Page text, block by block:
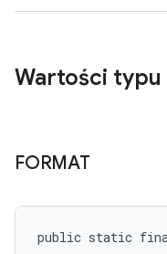
Wartości
FORMAT
public static